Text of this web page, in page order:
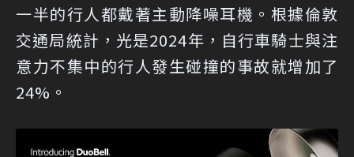
一半的行人都戴著主動降噪耳機。根據倫敦
交通局統計，光是2024年，自行車騎士與注
意力不集中的行人發生碰撞的事故就增加了
24%。